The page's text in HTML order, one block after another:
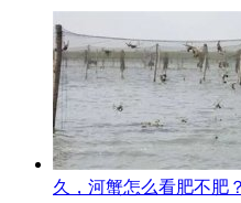
久，河蟹怎么看肥不肥？